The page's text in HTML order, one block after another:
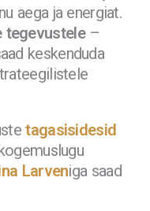
aega ja energiat.
tegevustele–
keskenduda
tagasisidesid
Larveniga saad